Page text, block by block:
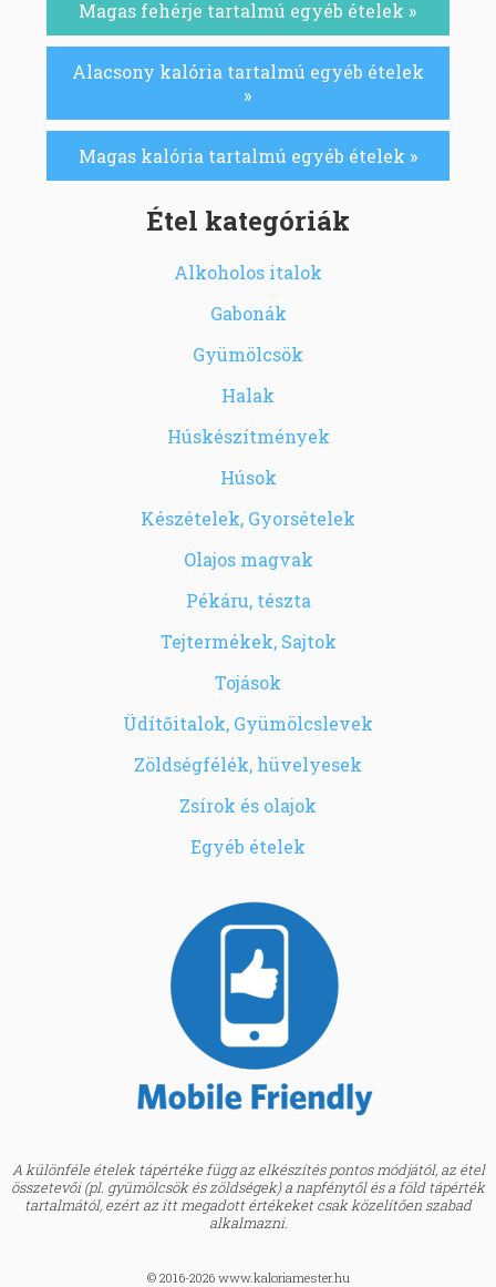
Magas fehérje tartalmú egyéb ételek »
Alacsony kalória tartalmú egyéb ételek
»
Magas kalória tartalmú egyéb ételek »
Étel kategóriák
Alkoholos italok
Gabonák
Gyümölcsök
Halak
Húskészítmények
Húsok
Készételek, Gyorsételek
Olajos magvak
Pékáru, tészta
Tejtermékek, Sajtok
Tojások
Üdítőitalok, Gyümölcslevek
Zöldségfélék, hüvelyesek
Zsírok és olajok
Egyéb ételek
A különféle ételek tápértéke függ az elkészítés pontos módjától, az étel
összetevői (pl. gyümölcsök és zöldségek) a napfénytől és a föld tápérték
tartalmától, ezért az itt megadott értékeket csak közelítően szabad
alkalmazni.
© 2016-2026 www.kaloriamester.hu